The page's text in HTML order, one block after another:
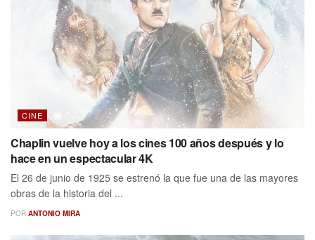
CINE
Chaplin vuelve hoy a los cines 100 años después y lo
hace en un espectacular 4K
El 26 de junio de 1925 se estrenó la que fue una de las mayores
obras de la historia del ...
POR ANTONIO MIRA